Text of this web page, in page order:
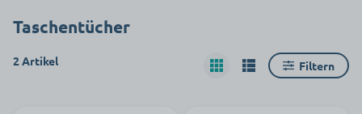
Taschentücher
2 Artikel Filtern